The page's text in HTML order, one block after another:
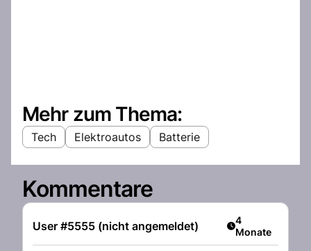
Mehr zum Thema:
Tech Elektroautos Batterie
Kommentare
User #5555 (nicht angemeldet) Artikel
4
Monate